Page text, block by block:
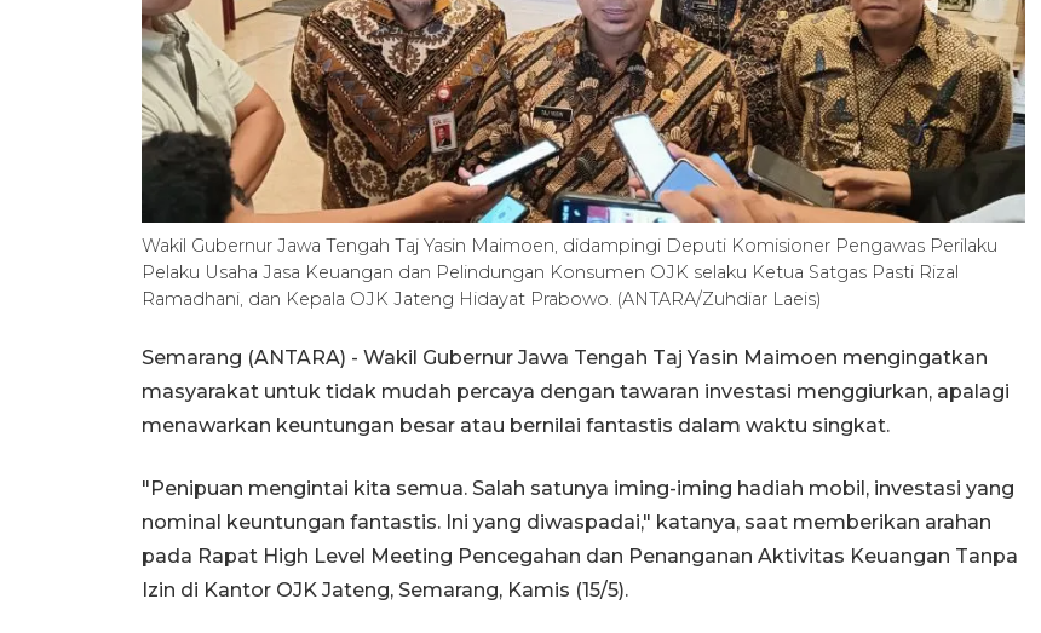
Wakil Gubernur Jawa Tengah Taj Yasin Maimoen, didampingi Deputi Komisioner Pengawas Perilaku
Pelaku Usaha Jasa Keuangan dan Pelindungan Konsumen OJK selaku Ketua Satgas Pasti Rizal
Ramadhani, dan Kepala OJK Jateng Hidayat Prabowo. (ANTARA/Zuhdiar Laeis)
Semarang (ANTARA) - Wakil Gubernur Jawa Tengah Taj Yasin Maimoen mengingatkan
masyarakat untuk tidak mudah percaya dengan tawaran investasi menggiurkan, apalagi
menawarkan keuntungan besar atau bernilai fantastis dalam waktu singkat.
"Penipuan mengintai kita semua. Salah satunya iming-iming hadiah mobil, investasi yang
nominal keuntungan fantastis. Ini yang diwaspadai," katanya, saat memberikan arahan
pada Rapat High Level Meeting Pencegahan dan Penanganan Aktivitas Keuangan Tanpa
Izin di Kantor OJK Jateng, Semarang, Kamis (15/5).